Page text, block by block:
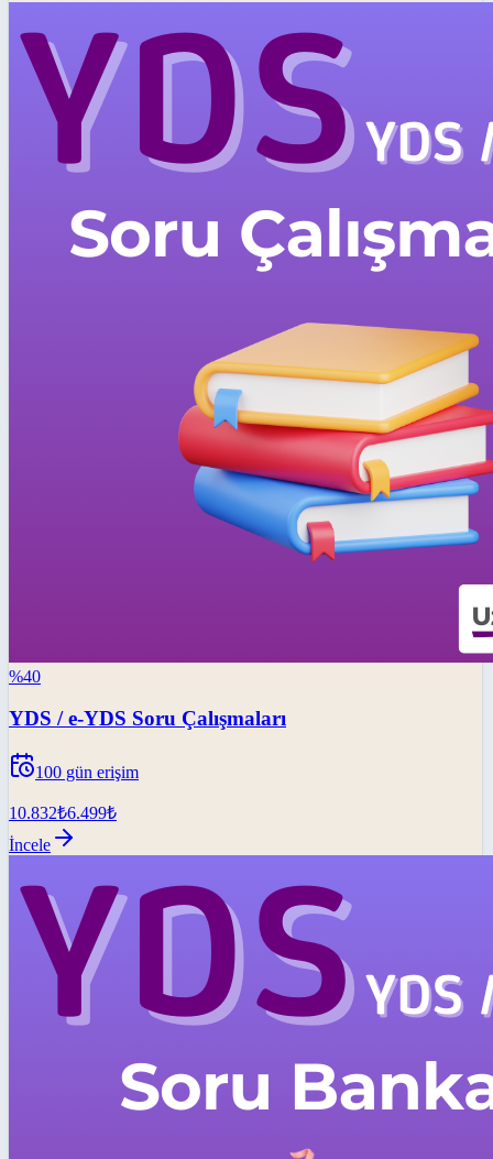
%40
YDS / e-YDS Soru Çalışmaları
100 gün erişim
10.832₺6.499₺
İncele